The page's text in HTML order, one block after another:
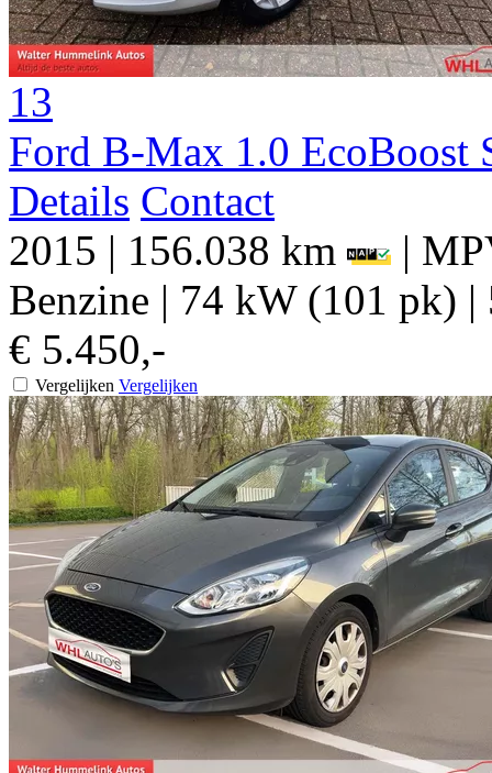
13
Ford B-Max 1.0 EcoBoost
Details Contact
2015 | 156.038 km |
Benzine | 74 kW (101 pk) |
€ 5.450,-
Vergelijken Vergelijken